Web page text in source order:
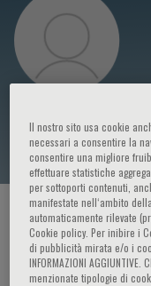
Wilma
HOME PAGE / CORSI
Il nostro sito usa cookie
necessari a consentire la
consentire una migliore
effettuare statistiche
per sottoporti contenuti,
manifestate nell‘ambito
automaticamente rilevate
Cookie policy. Per inibire i
di pubblicità mirata e/o i
INFORMAZIONI
menzionate tipologie di